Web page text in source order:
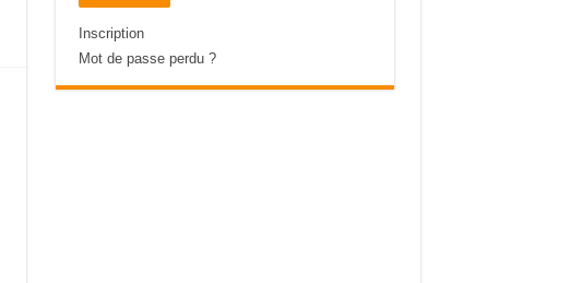
Inscription
Mot de passe perdu ?